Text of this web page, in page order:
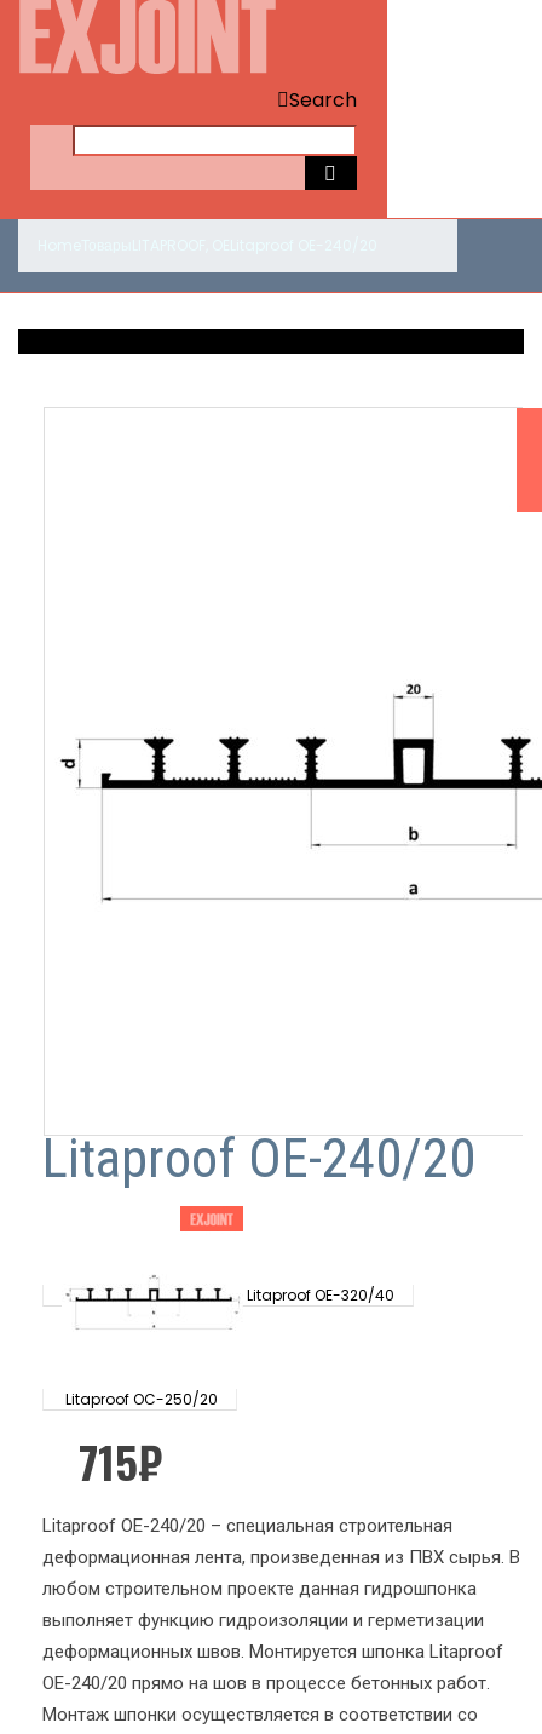
Search
Litaproof OE-240/20
Litaproof OE-320/40
Litaproof OC-250/20
715₽
Litaproof OE-240/20 – специальная строительная
деформационная лента, произведенная из ПВХ сырья. В
любом строительном проекте данная гидрошпонка
выполняет функцию гидроизоляции и герметизации
деформационных швов. Монтируется шпонка Litaproof
OE-240/20 прямо на шов в процессе бетонных работ.
Монтаж шпонки осуществляется в соответствии со